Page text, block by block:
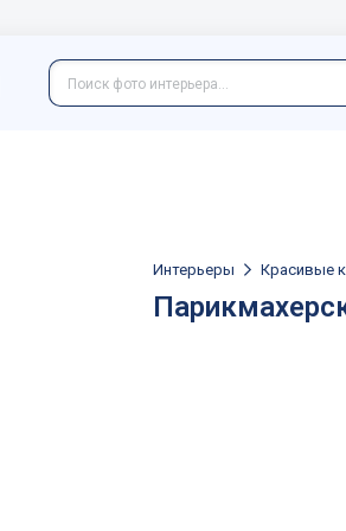
Интерьеры Красивые